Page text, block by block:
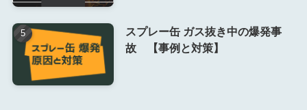
スプレー缶 ガス抜き中の爆発事
故 【事例と対策】